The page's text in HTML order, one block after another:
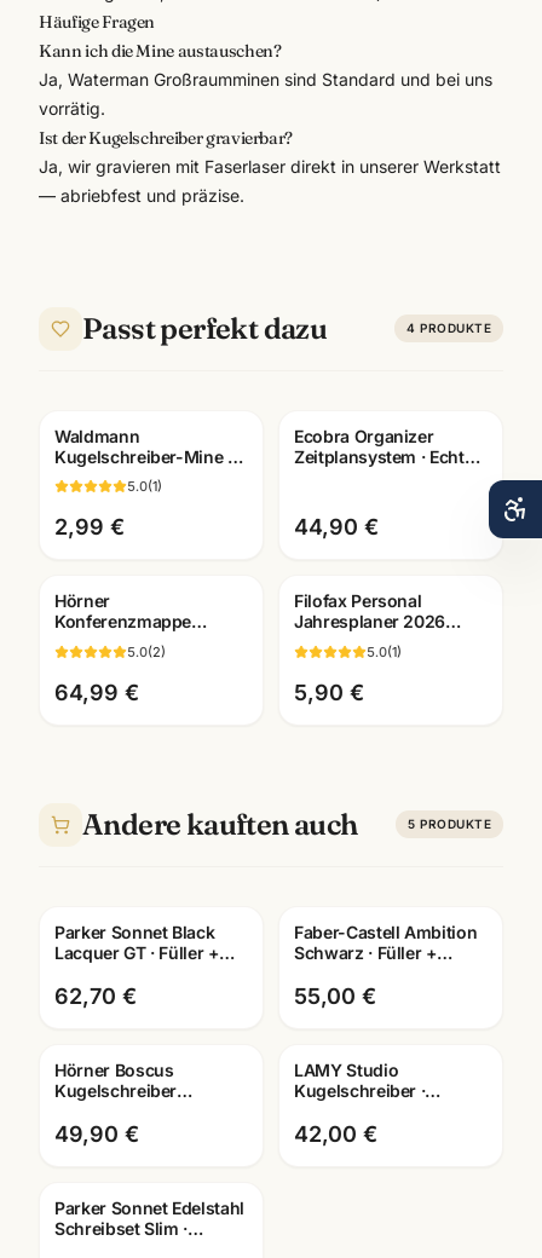
Häufige Fragen
Kann ich die Mine austauschen?
Ja, Waterman Großraumminen sind Standard und bei uns
vorrätig.
Ist der Kugelschreiber gravierbar?
Ja, wir gravieren mit Faserlaser direkt in unserer Werkstatt
— abriebfest und präzise.
Passt perfekt dazu 4 PRODUKTE
Gravur
Waldmann
Kugelschreiber-Mine M
· blau/schwarz ·
Medium-Strichbreite
5.0(1)
2,99 €
Ecobra Organizer
Zeitplansystem · Echtes
44,90 €
Hörner
Konferenzmappe
Echtleder ·
verschiedene
Ausfuehrungen ·
Bueroausstattung
5.0(2)
64,99 €
Filofax Personal
Jahresplaner 2026
deutsch ·
Kalendereinlage 26-
68445 · Mannheim
5.0(1)
5,90 €
Andere kauften auch 5 PRODUKTE
Gravur
Parker Sonnet Black
Lacquer GT · Füller +
· Schreibset
62,70 €
Faber-Castell Ambition
Schwarz · Füller +
Kugelschreiber · mit
Lasergravur
55,00 €
Gravur
Hörner Boscus
Kugelschreiber
Holz-Kuli · Mannheim
49,90 €
Gratis Gravur
LAMY Studio
Kugelschreiber ·
zeitloses Design mit
Lasergravur
42,00 €
Gravur
Parker Sonnet Edelstahl
Schreibset Slim ·